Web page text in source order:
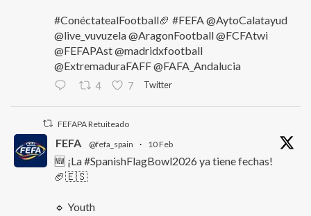
#ConéctatealFootball🏈 #FEFA @AytoCalatayud
@live_vuvuzela @AragonFootball @FCFAtwi
@FEFAPAst @madridxfootball
@ExtremaduraFAFF @FAFA_Andalucia
4 7 Twitter
FEFAPA Retuiteado
FEFA @fefa_spain · 10 Feb
🆕 ¡La #SpanishFlagBowl2026 ya tiene fechas!
🏈🇪🇸
🔹 Youth